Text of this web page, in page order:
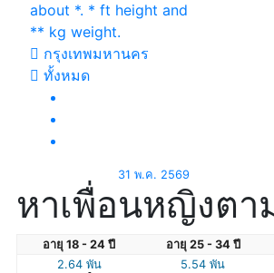
about *. * ft height and
** kg weight.
กรุงเทพมหานคร
ทั้งหมด
31 พ.ค. 2569
หาเพื่อนหญิงตา
อายุ 18 - 24 ปี อายุ 25 - 34 ปี
2.64 พัน
5.54 พัน